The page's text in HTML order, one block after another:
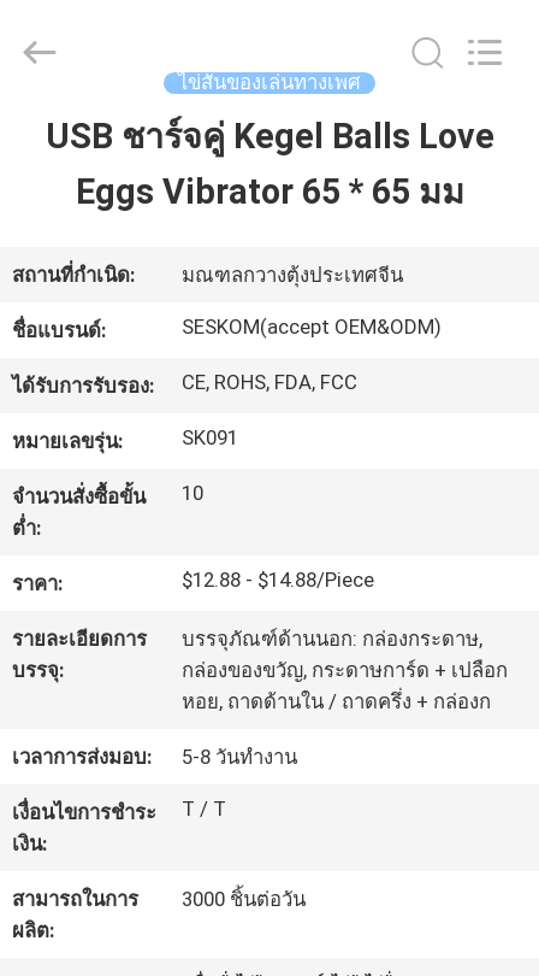
บ้าน
แสดง
VR
เกี่ยว
กับ
ทัวร์
ควบคุม
คุณภาพ
ติดต่อ
SHENZHEN
SESKOM
Reserved.
ไข่สั่นของเล่นทางเพศ
USB ชาร์จคู่ Kegel Balls Love
Eggs Vibrator 65 * 65 มม
สถานที่กำเนิด: มณฑลกวางตุ้งประเทศจีน
ชื่อแบรนด์: SESKOM(accept OEM&ODM)
ได้รับการรับรอง: CE, ROHS, FDA, FCC
หมายเลขรุ่น: SK091
จำนวนสั่งซื้อขั้น
ต่ำ:
10
ราคา: $12.88 - $14.88/Piece
รายละเอียดการ
บรรจุ:
บรรจุภัณฑ์ด้านนอก: กล่องกระดาษ,
กล่องของขวัญ, กระดาษการ์ด + เปลือก
หอย, ถาดด้านใน / ถาดครึ่ง + กล่องก
เวลาการส่งมอบ: 5-8 วันทำงาน
เงื่อนไขการชำระ
เงิน:
T / T
สามารถในการ
ผลิต:
3000 ชิ้นต่อวัน